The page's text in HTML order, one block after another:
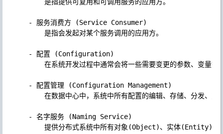
    - 服务消费方 (Service Consumer)
        是指会发起对某个服务调用的应用方。
    - 配置 (Configuration)
在系统开发过程中通常会将一些需要变更的参数、变量等
    - 配置管理 (Configuration Management)
在数据中心中，系统中所有配置的编辑、存储、分发、变
    - 名字服务 (Naming Service)
提供分布式系统中所有对象(Object)、实体(Entity)